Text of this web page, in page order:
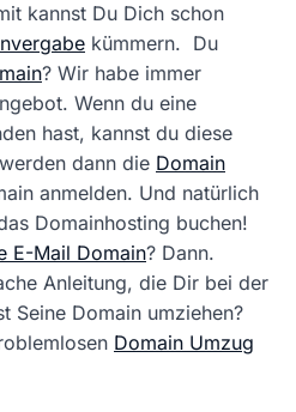
kannst Du Dich schon
kümmern. Du
? Wir habe immer
Wenn du eine
hast, kannst du diese
dann die Domain
anmelden. Und natürlich
Domainhosting buchen!
E-Mail Domain? Dann.
Anleitung, die Dir bei der
Seine Domain umziehen?
Domain Umzug